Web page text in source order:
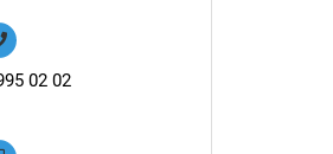
02 02